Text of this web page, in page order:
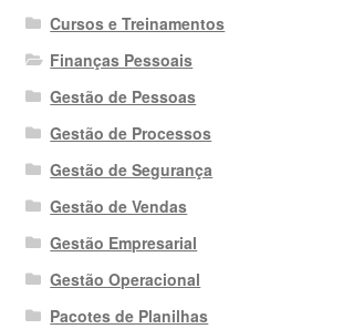
Cursos e Treinamentos
Finanças Pessoais
Gestão de Pessoas
Gestão de Processos
Gestão de Segurança
Gestão de Vendas
Gestão Empresarial
Gestão Operacional
Pacotes de Planilhas